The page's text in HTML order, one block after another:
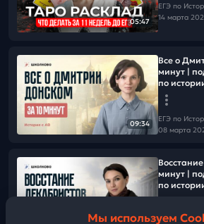
05:47
ЕГЭ по
14 марта
09:34
Все о
минут |
по
ЕГЭ по
08 марта
минут |
по
ЕГЭ по
Мы используем